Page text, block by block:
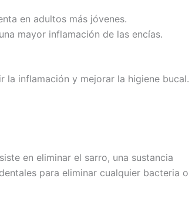
en adultos más jóvenes.
mayor inflamación de las encías.
inflamación y mejorar la higiene bucal.
en eliminar el sarro, una sustancia
para eliminar cualquier bacteria o